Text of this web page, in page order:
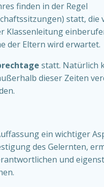
finden in der Regel
statt, die
Klassenleitung
der Eltern wird erwartet.
statt. Natürlich
dieser Zeiten
ein wichtiger
des Gelernten,
und